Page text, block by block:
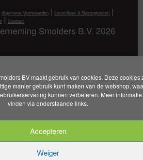
BV maakt gebruik van cookies. Deze cookies
manier gebruik kunt maken van de webshop,
kunnen verbeteren. Meer
vinden via onderstaande links.
Accepteren
Weiger
Algemene Voorwaarden | Levertijden & Bezorgkosten |
| Contact
Smolders B.V. 2026